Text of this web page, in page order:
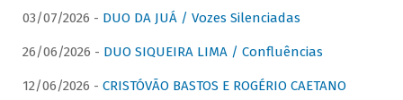
03/07/2026 - DUO DA JUÁ / Vozes Silenciadas
26/06/2026 - DUO SIQUEIRA LIMA / Confluências
12/06/2026 - CRISTÓVÃO BASTOS E ROGÉRIO CAETANO